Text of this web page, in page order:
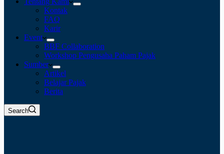
Kontak
FAQ
Karir
Event
BBF Collaboration
Workshop Pengusaha Paham Pajak
Sumber
Artikel
Belajar Pajak
Berita
Search